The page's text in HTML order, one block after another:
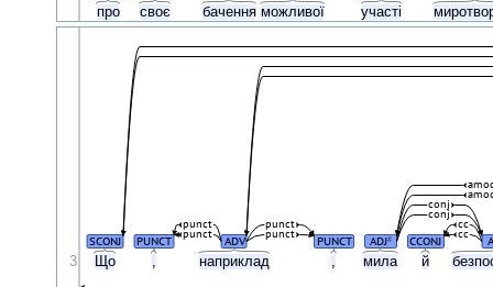
про своє бачення можливої участі
Що , наприклад , мила й
SCONJ PUNCT ADV PUNCT ADJ# CCONJ
punct
punct
punct
punct
cc
cc
conj
conj
3